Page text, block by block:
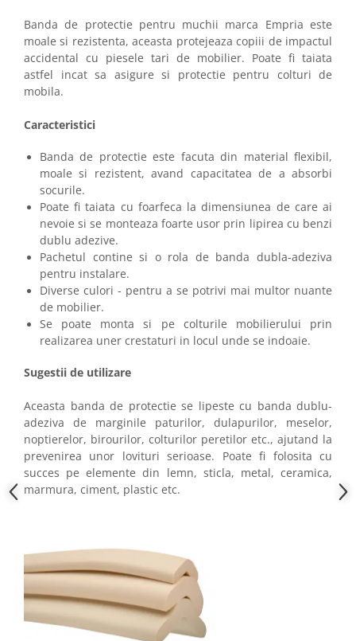
Banda de protectie pentru muchii marca Empria este
moale si rezistenta, aceasta protejeaza copiii de impactul
accidental cu piesele tari de mobilier. Poate fi taiata
astfel incat sa asigure si protectie pentru colturi de
mobila.
Caracteristici
Banda de protectie este facuta din material flexibil,
moale si rezistent, avand capacitatea de a absorbi
socurile.
Poate fi taiata cu foarfeca la dimensiunea de care ai
nevoie si se monteaza foarte usor prin lipirea cu benzi
dublu adezive.
Pachetul contine si o rola de banda dubla-adeziva
pentru instalare.
Diverse culori - pentru a se potrivi mai multor nuante
de mobilier.
Se poate monta si pe colturile mobilierului prin
realizarea uner crestaturi in locul unde se indoaie.
Sugestii de utilizare
Aceasta banda de protectie se lipeste cu banda dublu-
adeziva de marginile paturilor, dulapurilor, meselor,
noptierelor, birourilor, colturilor peretilor etc., ajutand la
prevenirea unor lovituri serioase. Poate fi folosita cu
succes pe elemente din lemn, sticla, metal, ceramica,
marmura, ciment, plastic etc.